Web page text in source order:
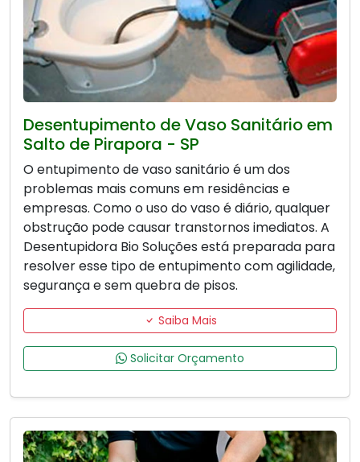
Desentupimento de Vaso Sanitário em
Salto de Pirapora - SP
O entupimento de vaso sanitário é um dos
problemas mais comuns em residências e
empresas. Como o uso do vaso é diário, qualquer
obstrução pode causar transtornos imediatos. A
Desentupidora Bio Soluções está preparada para
resolver esse tipo de entupimento com agilidade,
segurança e sem quebra de pisos.
Saiba Mais
Solicitar Orçamento